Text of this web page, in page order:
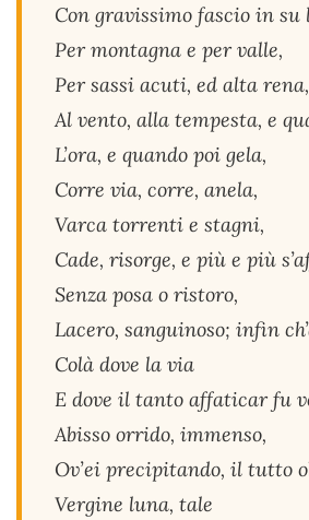
Con gravissimo fascio in su
Per montagna e per valle,
Per sassi acuti, ed alta
Al vento, alla tempesta, e
L’ora, e quando poi gela,
Corre via, corre, anela,
Varca torrenti e stagni,
Cade, risorge, e più e più
Senza posa o ristoro,
Lacero, sanguinoso; infin
Colà dove la via
E dove il tanto affaticar fu
Abisso orrido, immenso,
Ov’ei precipitando, il tutto
Vergine luna, tale